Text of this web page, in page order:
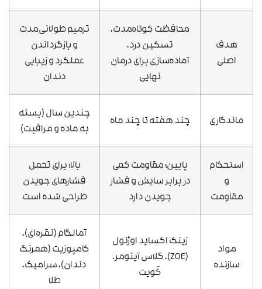
هدف
اصلی
محافظت کوتاه‌مدت،
تسکین درد،
آماده‌سازی برای درمان
نهایی
ترمیم طولانی‌مدت
و بازگرداندن
عملکرد و زیبایی
دندان
ماندگاری چند هفته تا چند ماه
چندین سال (بسته
به ماده و مراقبت)
استحکام
و
مقاومت
پایین؛ مقاومت کمی
در برابر سایش و فشار
جویدن دارد
بالا؛ برای تحمل
فشارهای جویدن
طراحی شده است
مواد
سازنده
زینک اکساید اوژنول
(ZOE)، گلاس آینومر،
کَویت
آمالگام (نقره‌ای)،
کامپوزیت (همرنگ
دندان)، سرامیک،
طلا